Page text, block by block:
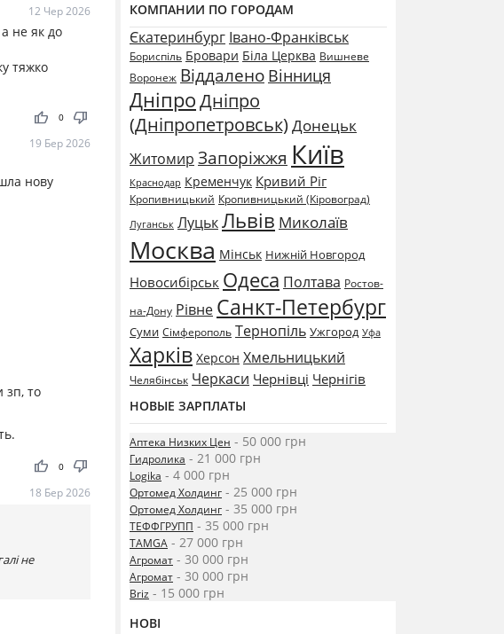
12 Чер 2026
не як до
тяжко
thumb_up thumb_down
0
19 Бер 2026
нову
зп, то
thumb_up thumb_down
0
18 Бер 2026
не
КОМПАНИИ ПО ГОРОДАМ
Єкатеринбург Івано-Франківськ
Бориспіль Бровари Біла Церква Вишневе
Воронеж Віддалено Вінниця
ДніпроДніпро
(Дніпропетровськ) Донецьк
Житомир Запоріжжя Київ
Краснодар Кременчук Кривий Ріг
Кропивницький Кропивницький (Кіровоград)
Луганськ ЛуцькЛьвів Миколаїв
Москва Мінськ Нижній Новгород
Новосибірськ Одеса Полтава Ростов-
на-Дону Рівне Санкт-Петербург
Суми Сімферополь Тернопіль Ужгород Уфа
Харків Херсон Хмельницький
Челябінськ Черкаси Чернівці Чернігів
НОВЫЕ ЗАРПЛАТЫ
Аптека Низких Цен - 50 000 грн
Гидролика - 21 000 грн
Logika - 4 000 грн
Ортомед Холдинг - 25 000 грн
Ортомед Холдинг - 35 000 грн
ТЕФФГРУПП - 35 000 грн
TAMGA - 27 000 грн
Агромат - 30 000 грн
Агромат - 30 000 грн
Briz - 15 000 грн
НОВІ